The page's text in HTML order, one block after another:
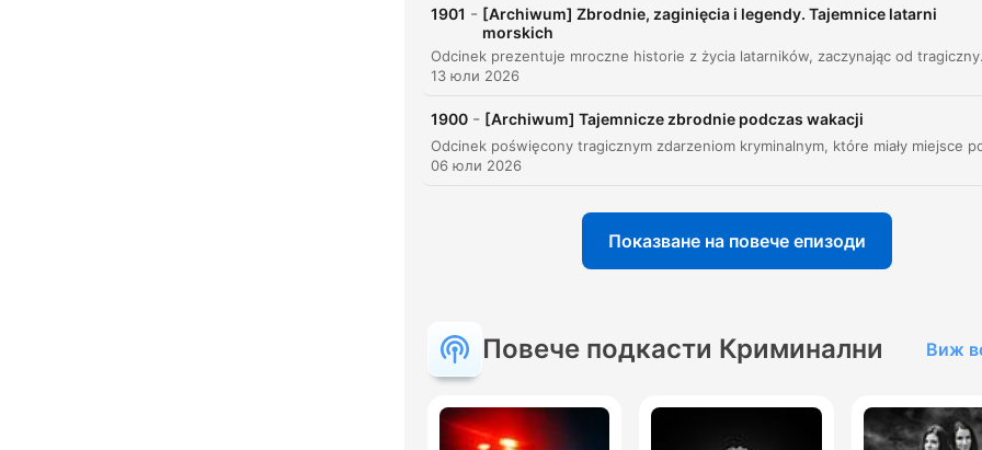
mimo ogromnej wartości skradzionych przedmiotów.
weekend poprzedzający skok był świąteczny, to w
pociągu znajdowało się ponad 2,5 miliona funtów.
znacznie przewyższyła pierwotne założenia przestępców.
Zostałem starym oszustem, żyjącym z jałmużny od
00:26:05 · To cytat z autobiografii Bruce'a Reynoldsa,
podsumowujący jego późniejsze życie po ucieczce i powrocie
1901 - [Archiwum] Zbrodnie, zaginięcia i legendy. Tajemnice latarni
morskich
Odcinek prezentuje mroczne historie z życia
13 юли 2026
1900 - [Archiwum] Tajemnicze zbrodnie podczas wakacji
06 юли 2026
Показване на повече епизоди
Повече подкасти Криминални Виж